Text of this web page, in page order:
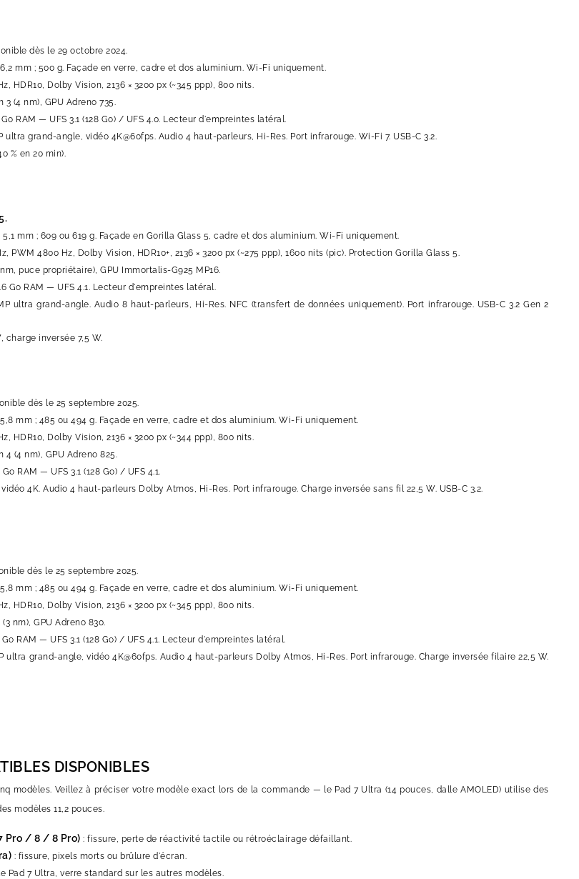
dès le 29 octobre 2024.
6,2 mm ; 500 g. Façade en verre, cadre et dos aluminium. Wi-Fi uniquement.
HDR10, Dolby Vision, 2136 × 3200 px (~345 ppp), 800 nits.
3 (4 nm), GPU Adreno 735.
Go RAM — UFS 3.1 (128 Go) / UFS 4.0. Lecteur d'empreintes latéral.
ultra grand-angle, vidéo 4K@60fps. Audio 4 haut-parleurs, Hi-Res. Port infrarouge. Wi-Fi 7. USB-C 3.2.
% en 20 min).
5,1 mm ; 609 ou 619 g. Façade en Gorilla Glass 5, cadre et dos aluminium. Wi-Fi uniquement.
PWM 4800 Hz, Dolby Vision, HDR10+, 2136 × 3200 px (~275 ppp), 1600 nits (pic). Protection Gorilla Glass 5.
puce propriétaire), GPU Immortalis-G925 MP16.
Go RAM — UFS 4.1. Lecteur d'empreintes latéral.
ultra grand-angle. Audio 8 haut-parleurs, Hi-Res. NFC (transfert de données uniquement). Port infrarouge. USB-C 3.2 Gen 2
charge inversée 7,5 W.
dès le 25 septembre 2025.
5,8 mm ; 485 ou 494 g. Façade en verre, cadre et dos aluminium. Wi-Fi uniquement.
HDR10, Dolby Vision, 2136 × 3200 px (~344 ppp), 800 nits.
4 (4 nm), GPU Adreno 825.
RAM — UFS 3.1 (128 Go) / UFS 4.1.
vidéo 4K. Audio 4 haut-parleurs Dolby Atmos, Hi-Res. Port infrarouge. Charge inversée sans fil 22,5 W. USB-C 3.2.
dès le 25 septembre 2025.
5,8 mm ; 485 ou 494 g. Façade en verre, cadre et dos aluminium. Wi-Fi uniquement.
HDR10, Dolby Vision, 2136 × 3200 px (~345 ppp), 800 nits.
nm), GPU Adreno 830.
Go RAM — UFS 3.1 (128 Go) / UFS 4.1. Lecteur d'empreintes latéral.
ultra grand-angle, vidéo 4K@60fps. Audio 4 haut-parleurs Dolby Atmos, Hi-Res. Port infrarouge. Charge inversée filaire 22,5 W.
DISPONIBLES
modèles. Veillez à préciser votre modèle exact lors de la commande — le Pad 7 Ultra (14 pouces, dalle AMOLED) utilise des
modèles 11,2 pouces.
Pro / 8 / 8 Pro) : fissure, perte de réactivité tactile ou rétroéclairage défaillant.
: fissure, pixels morts ou brûlure d'écran.
Pad 7 Ultra, verre standard sur les autres modèles.